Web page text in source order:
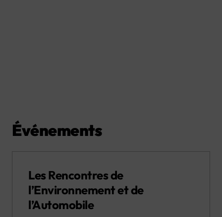
Événements
Les Rencontres de
l’Environnement et de
l’Automobile